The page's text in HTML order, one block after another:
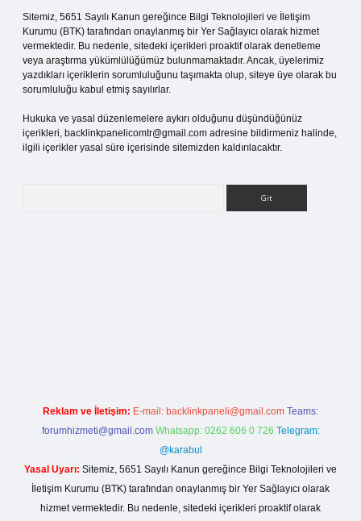
Sitemiz, 5651 Sayılı Kanun gereğince Bilgi Teknolojileri ve İletişim
Kurumu (BTK) tarafından onaylanmış bir Yer Sağlayıcı olarak hizmet
vermektedir. Bu nedenle, sitedeki içerikleri proaktif olarak denetleme
veya araştırma yükümlülüğümüz bulunmamaktadır. Ancak, üyelerimiz
yazdıkları içeriklerin sorumluluğunu taşımakta olup, siteye üye olarak bu
sorumluluğu kabul etmiş sayılırlar.
Hukuka ve yasal düzenlemelere aykırı olduğunu düşündüğünüz
içerikleri, backlinkpanelicomtr@gmail.com adresine bildirmeniz halinde,
ilgili içerikler yasal süre içerisinde sitemizden kaldırılacaktır.
Reklam ve İletişim: E-mail: backlinkpaneli@gmail.com Teams:
forumhizmeti@gmail.com Whatsapp: 0262 606 0 726 Telegram:
@karabul
Yasal Uyarı: Sitemiz, 5651 Sayılı Kanun gereğince Bilgi Teknolojileri ve
İletişim Kurumu (BTK) tarafından onaylanmış bir Yer Sağlayıcı olarak
hizmet vermektedir. Bu nedenle, sitedeki içerikleri proaktif olarak